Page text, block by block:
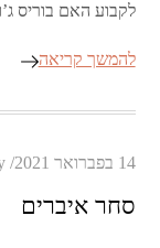
לקבוע האם בוריס
להמשך קריאה
Posted
14 בפברואר 2021
סחר איברים